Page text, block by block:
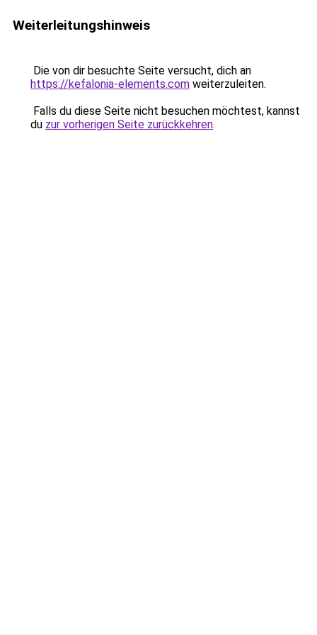
Weiterleitungshinweis
Die von dir besuchte Seite versucht, dich an
https://kefalonia-elements.com weiterzuleiten.
Falls du diese Seite nicht besuchen möchtest, kannst
du zur vorherigen Seite zurückkehren.